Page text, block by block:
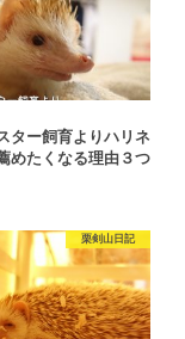
ター飼育よりハリネ
めたくなる理由３つ
栗剣山日記